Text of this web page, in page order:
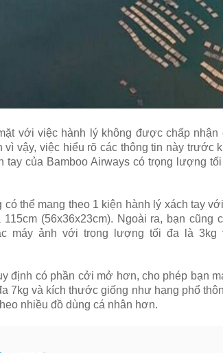
với việc hành lý không được chấp
vậy, việc hiểu rõ các thông tin này trước
tay của Bamboo Airways có trọng lượng
có thể mang theo 1 kiện hành lý xách tay
(56x36x23cm). Ngoài ra, bạn cũng
máy ảnh với trọng lượng tối đa là
định có phần cởi mở hơn, cho phép bạn
7kg và kích thước giống như hạng phổ
nhiều đồ dùng cá nhân hơn.